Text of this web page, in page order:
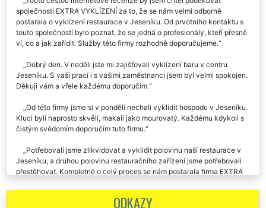
společnosti EXTRA VYKLÍZENÍ za to, že se nám velmi odborně
postarala o vyklízení restaurace v Jeseníku. Od prvotního kontaktu s
touto společností bylo poznat, že se jedná o profesionály, kteří přesně
ví, co a jak zařídit. Služby této firmy rozhodně doporučujeme.
Dobrý den. V neděli jste mi zajišťovali vyklízení baru v centru
Jeseníku. S vaší prací i s vašimi zaměstnanci jsem byl velmi spokojen.
Děkuji vám a vřele každému doporučím.
Od této firmy jsme si v pondělí nechali vyklidit hospodu v Jeseníku.
Kluci byli naprosto skvělí, makali jako mourovatý. Každému kdykoli s
čistým svědomím doporučím tuto firmu.
Potřebovali jsme zlikvidovat a vyklidit polovinu naší restaurace v
Jeseníku, a druhou polovinu restauračního zařízení jsme potřebovali
přestěhovat. Kompletně o celý proces se nám postarala firma EXTRA
komunikativnost, lidský přístup, i cena za služby byla výborná.
ODKAZY